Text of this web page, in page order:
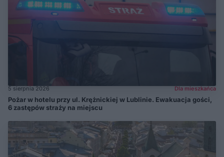
5 sierpnia 2026 Dla mieszkańca
Pożar w hotelu przy ul. Krężnickiej w Lublinie. Ewakuacja gości,
6 zastępów straży na miejscu